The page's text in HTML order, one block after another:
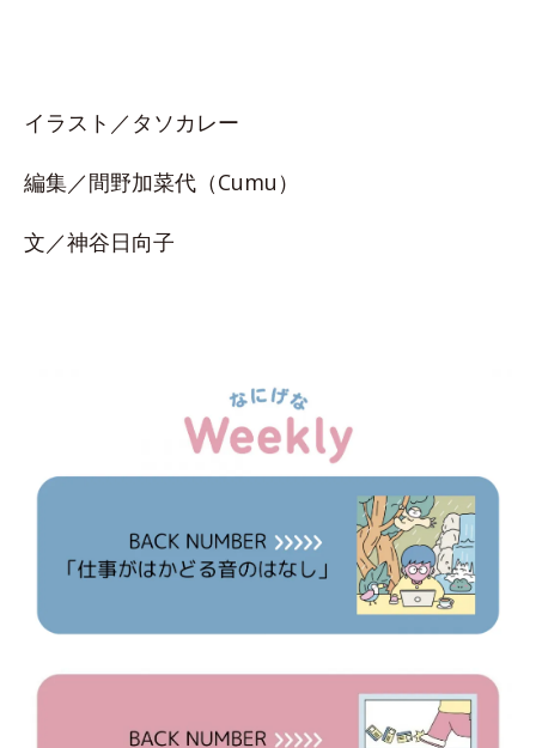
イラスト／タソカレー
編集／間野加菜代（Cumu）
文／神谷日向子